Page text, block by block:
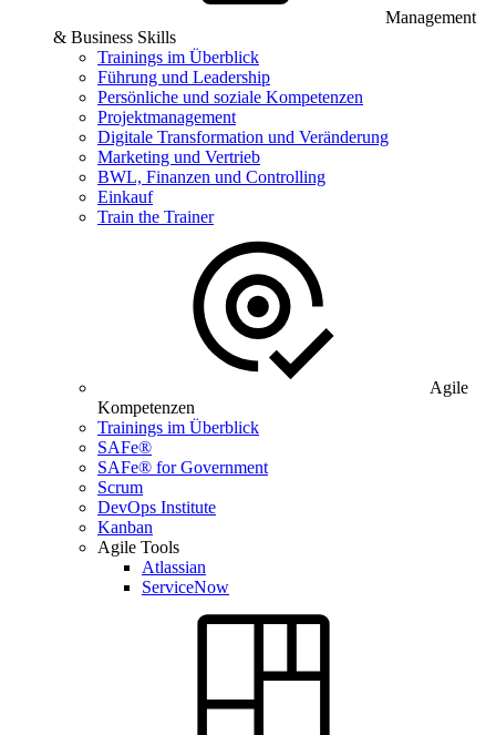
Management
& Business Skills
Trainings im Überblick
Führung und Leadership
Persönliche und soziale Kompetenzen
Projektmanagement
Digitale Transformation und Veränderung
Marketing und Vertrieb
BWL, Finanzen und Controlling
Einkauf
Train the Trainer
Agile
Kompetenzen
Trainings im Überblick
SAFe®
SAFe® for Government
Scrum
DevOps Institute
Kanban
Agile Tools
Atlassian
ServiceNow